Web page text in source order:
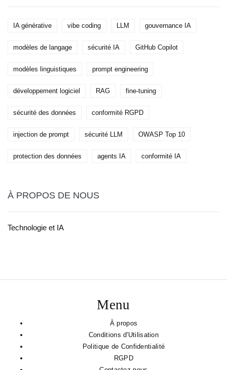
IA générative vibe coding LLM gouvernance IA
modèles de langage sécurité IA GitHub Copilot
modèles linguistiques prompt engineering
développement logiciel RAG fine-tuning
sécurité des données conformité RGPD
injection de prompt sécurité LLM OWASP Top 10
protection des données agents IA conformité IA
À PROPOS DE NOUS
Technologie et IA
Menu
À propos
Conditions d'Utilisation
Politique de Confidentialité
RGPD